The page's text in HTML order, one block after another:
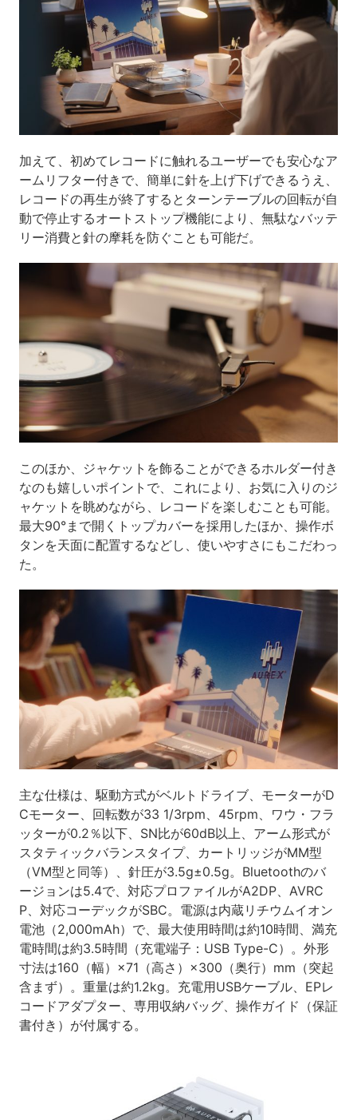
加えて、初めてレコードに触れるユーザーでも安心なア
ームリフター付きで、簡単に針を上げ下げできるうえ、
レコードの再生が終了するとターンテーブルの回転が自
動で停止するオートストップ機能により、無駄なバッテ
リー消費と針の摩耗を防ぐことも可能だ。
このほか、ジャケットを飾ることができるホルダー付き
なのも嬉しいポイントで、これにより、お気に入りのジ
ャケットを眺めながら、レコードを楽しむことも可能。
最大90°まで開くトップカバーを採用したほか、操作ボ
タンを天面に配置するなどし、使いやすさにもこだわっ
た。
主な仕様は、駆動方式がベルトドライブ、モーターがD
Cモーター、回転数が33 1/3rpm、45rpm、ワウ・フラ
ッターが0.2％以下、SN比が60dB以上、アーム形式が
スタティックバランスタイプ、カートリッジがMM型
（VM型と同等）、針圧が3.5g±0.5g。Bluetoothのバ
ージョンは5.4で、対応プロファイルがA2DP、AVRC
P、対応コーデックがSBC。電源は内蔵リチウムイオン
電池（2,000mAh）で、最大使用時間は約10時間、満充
電時間は約3.5時間（充電端子：USB Type-C）。外形
寸法は160（幅）×71（高さ）×300（奥行）mm（突起
含まず）。重量は約1.2kg。充電用USBケーブル、EPレ
コードアダプター、専用収納バッグ、操作ガイド（保証
書付き）が付属する。